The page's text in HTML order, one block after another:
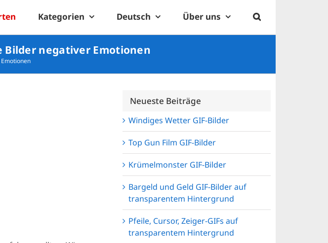
Kategorien Deutsch Über uns
Bilder negativer Emotionen
Emotionen
Neueste Beiträge
Windiges Wetter GIF-Bilder
Top Gun Film GIF-Bilder
Krümelmonster GIF-Bilder
Bargeld und Geld GIF-Bilder auf
transparentem Hintergrund
Pfeile, Cursor, Zeiger-GIFs auf
transparentem Hintergrund